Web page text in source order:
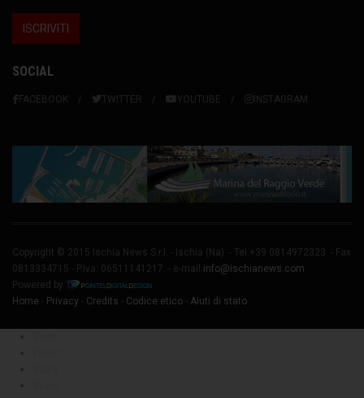
SOCIAL
FACEBOOK TWITTER YOUTUBE INSTAGRAM
Copyright © 2015 Ischia News S.r.l. - Ischia (Na) - Tel.+39 0814972323 - Fax
0813334715 - P.Iva: 06511141217 - e-mail info@ischianews.com
Powered by
Home - Privacy - Credits - Codice etico - Aiuti di stato